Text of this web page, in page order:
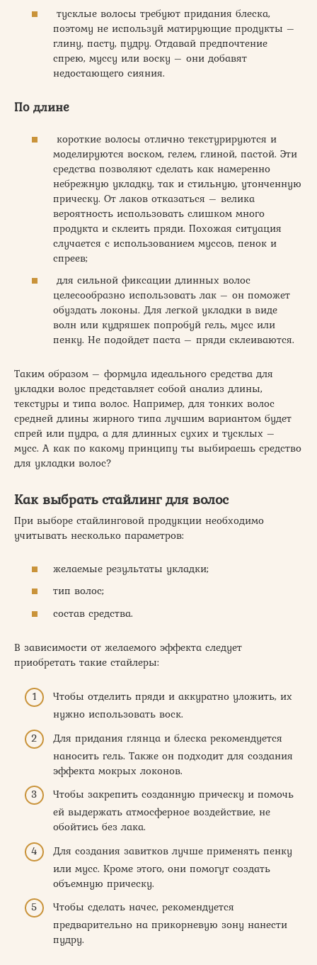
тусклые волосы требуют придания блеска,
поэтому не используй матирующие продукты –
глину, пасту, пудру. Отдавай предпочтение
спрею, муссу или воску – они добавят
недостающего сияния.
По длине
короткие волосы отлично текстурируются и
моделируются воском, гелем, глиной, пастой. Эти
средства позволяют сделать как намеренно
небрежную укладку, так и стильную, утонченную
прическу. От лаков отказаться – велика
вероятность использовать слишком много
продукта и склеить пряди. Похожая ситуация
случается с использованием муссов, пенок и
спреев;
для сильной фиксации длинных волос
целесообразно использовать лак – он поможет
обуздать локоны. Для легкой укладки в виде
волн или кудряшек попробуй гель, мусс или
пенку. Не подойдет паста – пряди склеиваются.
Таким образом – формула идеального средства для
укладки волос представляет собой анализ длины,
текстуры и типа волос. Например, для тонких волос
средней длины жирного типа лучшим вариантом будет
спрей или пудра, а для длинных сухих и тусклых –
мусс. А как по какому принципу ты выбираешь средство
для укладки волос?
Как выбрать стайлинг для волос
При выборе стайлинговой продукции необходимо
учитывать несколько параметров:
желаемые результаты укладки;
тип волос;
состав средства.
В зависимости от желаемого эффекта следует
приобретать такие стайлеры:
Чтобы отделить пряди и аккуратно уложить, их
нужно использовать воск.
Для придания глянца и блеска рекомендуется
наносить гель. Также он подходит для создания
эффекта мокрых локонов.
Чтобы закрепить созданную прическу и помочь
ей выдержать атмосферное воздействие, не
обойтись без лака.
Для создания завитков лучше применять пенку
или мусс. Кроме этого, они помогут создать
объемную прическу.
Чтобы сделать начес, рекомендуется
предварительно на прикорневую зону нанести
пудру.